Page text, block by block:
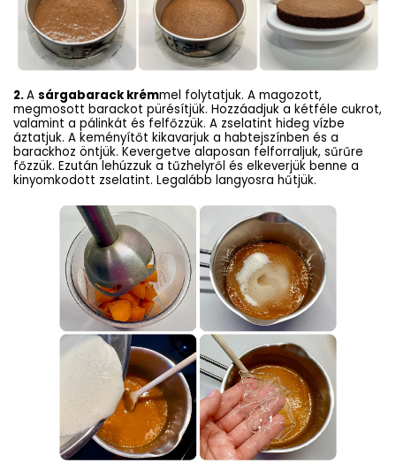
2.A sárgabarack krémmel folytatjuk. A magozott,
megmosott barackot pürésítjük. Hozzáadjuk a kétféle cukrot,
valamint a pálinkát és felfőzzük. A zselatint hideg vízbe
áztatjuk. A keményítőt kikavarjuk a habtejszínben és a
barackhoz öntjük. Kevergetve alaposan felforraljuk, sűrűre
főzzük. Ezután lehúzzuk a tűzhelyről és elkeverjük benne a
kinyomkodott zselatint. Legalább langyosra hűtjük.